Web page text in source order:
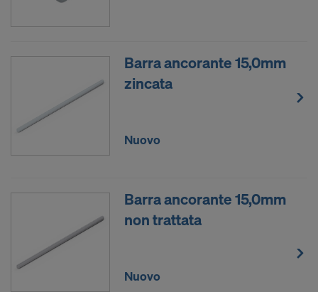
Barra ancorante 15,0mm
zincata
Nuovo
Barra ancorante 15,0mm
non trattata
Nuovo